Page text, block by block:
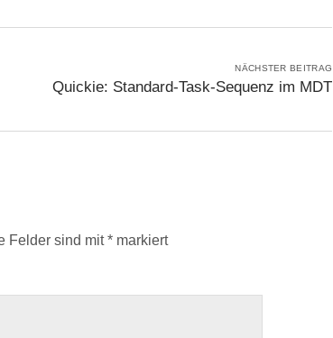
NÄCHSTER BEITRAG
Quickie: Standard-Task-Sequenz im MDT
Felder sind mit*markiert